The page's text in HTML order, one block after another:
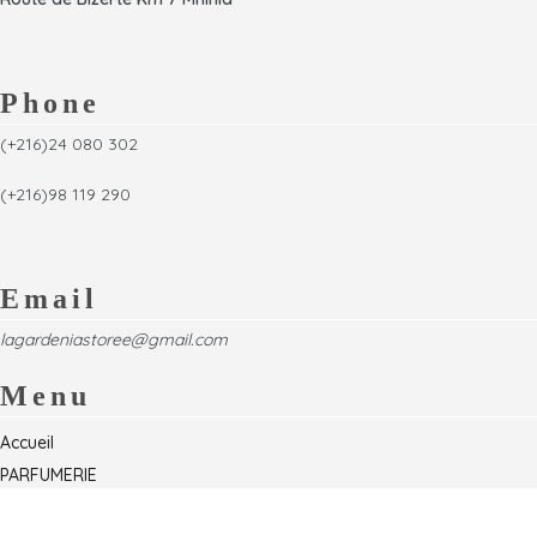
Phone
(+216)24 080 302
(+216)98 119 290
Email
lagardeniastoree@gmail.com
Menu
Accueil
PARFUMERIE